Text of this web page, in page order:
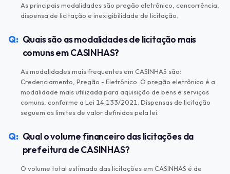
As principais modalidades são pregão eletrônico, concorrência,
dispensa de licitação e inexigibilidade de licitação.
Quais são as modalidades de licitação mais
comuns em CASINHAS?
As modalidades mais frequentes em CASINHAS são:
Credenciamento, Pregão - Eletrônico. O pregão eletrônico é a
modalidade mais utilizada para aquisição de bens e serviços
comuns, conforme a Lei 14.133/2021. Dispensas de licitação
seguem os limites de valor definidos pela lei.
Qual o volume financeiro das licitações da
prefeitura de CASINHAS?
O volume total estimado das licitações em CASINHAS é de